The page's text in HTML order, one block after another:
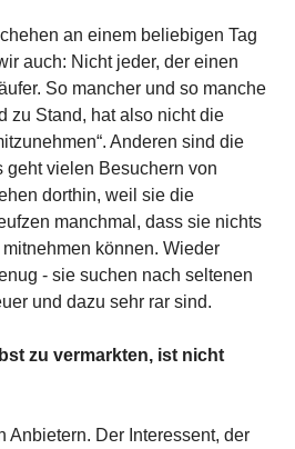
an einem beliebigen Tag
auch: Nicht jeder, der einen
So mancher und so manche
zu Stand, hat also nicht die
Anderen sind die
geht vielen Besuchern von
dorthin, weil sie die
manchmal, dass sie nichts
können. Wieder
- sie suchen nach seltenen
und dazu sehr rar sind.
zu vermarkten, ist nicht
Anbietern. Der Interessent, der